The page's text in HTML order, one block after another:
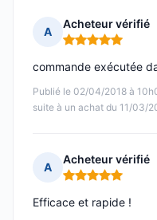
A
Acheteur vérifié
Note : 5 sur 5
Publié le 02/04/2018 à
suite à un achat du 11/03/
commande exécutée
A
Acheteur vérifié
Note : 5 sur 5
Efficace et rapide !